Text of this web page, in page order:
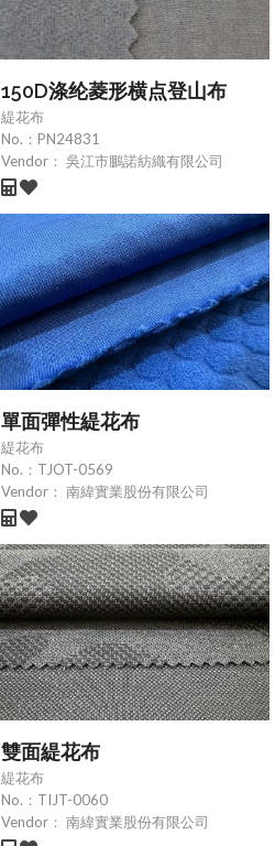
150D涤纶菱形横点登山布
緹花布
No.： PN24831
Vendor： 吳江市鵬諾紡織有限公司
單面彈性緹花布
緹花布
No.： TJOT-0569
Vendor： 南緯實業股份有限公司
雙面緹花布
緹花布
No.： TIJT-0060
Vendor： 南緯實業股份有限公司